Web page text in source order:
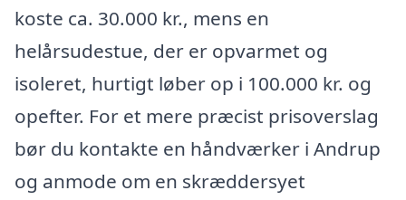
koste ca. 30.000 kr., mens en
helårsudestue, der er opvarmet og
isoleret, hurtigt løber op i 100.000 kr. og
opefter. For et mere præcist prisoverslag
bør du kontakte en håndværker i Andrup
og anmode om en skræddersyet